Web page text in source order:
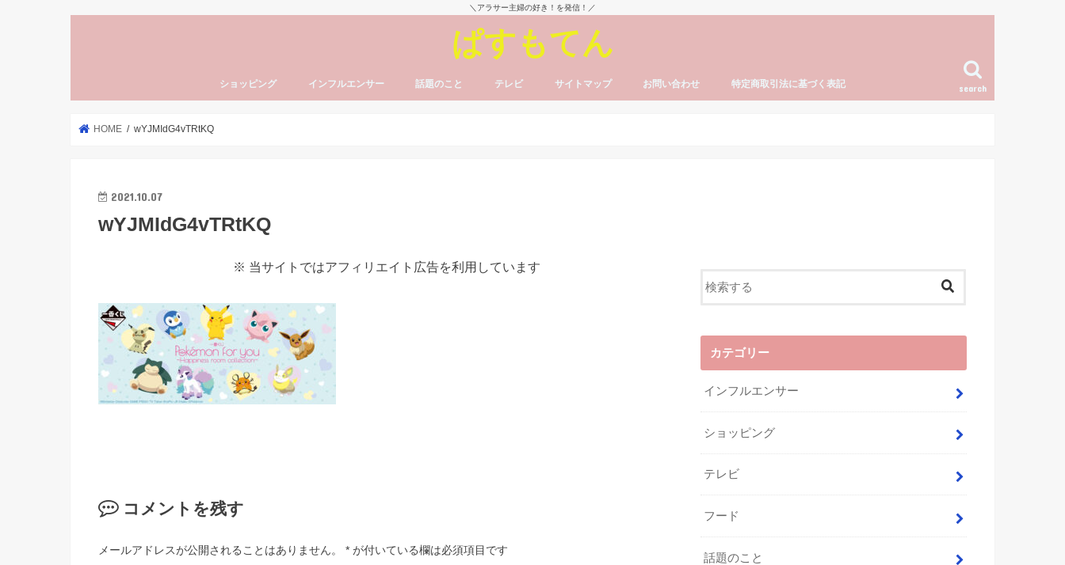
＼アラサー主婦の好き！を発信！／
ぱすもてん
search
ショッピング インフルエンサー 話題のこと テレビ サイトマップ お問い合わせ 特定商取引法に基づく表記
HOME wYJMIdG4vTRtKQ
2021.10.07
wYJMIdG4vTRtKQ
※ 当サイトではアフィリエイト広告を利用しています
コメントを残す
メールアドレスが公開されることはありません。 * が付いている欄は必須項目です
カテゴリー
インフルエンサー
ショッピング
テレビ
フード
話題のこと